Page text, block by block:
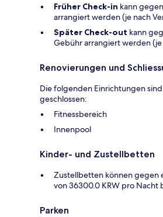
Früher Check-in kann
arrangiert werden (je nach
Später Check-out kann
Gebühr arrangiert werden
Renovierungen und
Die folgenden Einrichtungen
geschlossen:
Fitnessbereich
Innenpool
Kinder- und Zustellbetten
Zustellbetten können gegen
von 36300.0 KRW pro
Parken